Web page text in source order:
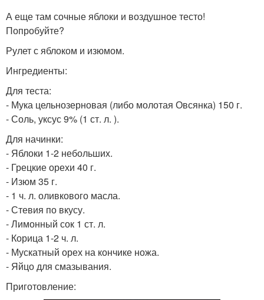
А еще там сочные яблоки и воздушное тесто!
Попробуйте?
Рулет с яблоком и изюмом.
Ингредиенты:
Для теста:
- Мука цельнозерновая (либо молотая Овсянка) 150 г.
- Соль, уксус 9% (1 ст. л. ).
Для начинки:
- Яблоки 1-2 небольших.
- Грецкие орехи 40 г.
- Изюм 35 г.
- 1 ч. л. оливкового масла.
- Стевия по вкусу.
- Лимонный сок 1 ст. л.
- Корица 1-2 ч. л.
- Мускатный орех на кончике ножа.
- Яйцо для смазывания.
Приготовление: